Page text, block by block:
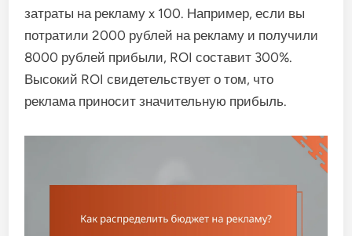
затраты на рекламу x 100. Например, если вы
потратили 2000 рублей на рекламу и получили
8000 рублей прибыли, ROI составит 300%.
Высокий ROI свидетельствует о том, что
реклама приносит значительную прибыль.